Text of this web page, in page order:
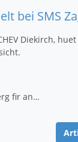
Diekirch,
fir an…